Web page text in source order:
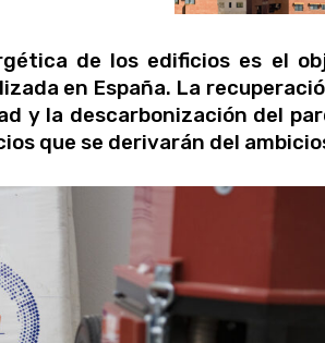
de los edificios es el
en España. La
y la descarbonización del
que se derivarán del